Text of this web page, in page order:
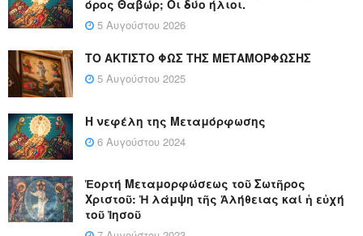
όρος Θαβώρ; Οι δύο ήλιοι.
5 Αυγούστου 2026
ΤΟ ΑΚΤΙΣΤΟ ΦΩΣ ΤΗΣ ΜΕΤΑΜΟΡΦΩΣΗΣ
5 Αυγούστου 2025
Η νεφέλη της Μεταμόρφωσης
6 Αυγούστου 2024
Ἑορτή Μεταμορφώσεως τοῦ Σωτῆρος
Χριστοῦ: Ἡ λάμψη τῆς Ἀλήθειας καί ἡ εὐχή
τοῦ Ἰησοῦ